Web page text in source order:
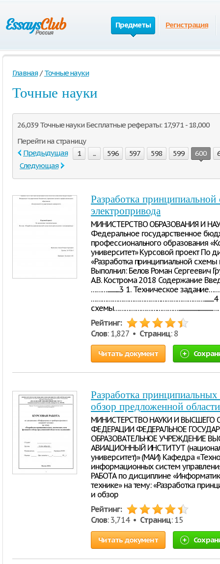
Предметы Регистрация
Главная / Точные науки
Точные науки
26,039 Точные науки Бесплатные рефераты: 17,971 - 18,000
Перейти на страницу
Предыдущая
1 ... 596 597 598 599 600
Следующая
Разработка
электропривода
МИНИСТЕРСТВО ОБРАЗОВАНИЯ И
Федеральное государственное
профессионального образования
университет» Курсовой проект По
«Разработка принципиальной
Выполнил: Белов Роман Сергеевич
А.В. Кострома 2018 Содержание
……….............3 1. Техническое
………………………………………………………..........4
Рейтинг:
Слов: 1,827 • Страниц: 8
Читать документ
Разработка
обзор предложенной
МИНИСТЕРСТВО НАУКИ И ВЫСШЕГО
ФЕДЕРАЦИИ ФЕДЕРАЛЬНОЕ
ОБРАЗОВАТЕЛЬНОЕ УЧРЕЖДЕНИЕ
АВИАЦИОННЫЙ ИНСТИТУТ
университет)» (МАИ) Кафедра
информационных систем
РАБОТА по дисциплине
технике» на тему: «Разработка
и обзор
Рейтинг:
Слов: 3,714 • Страниц: 15
Читать документ